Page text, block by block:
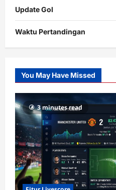
Update Gol
Waktu Pertandingan
Slot
Gacor
RTP
terupdate
You May Have Missed
3 minutes read